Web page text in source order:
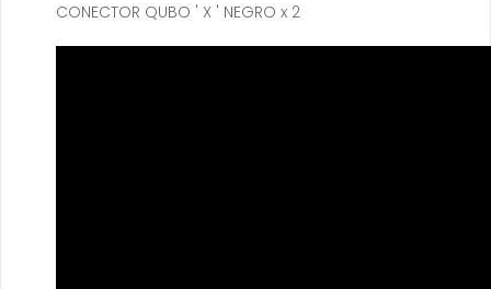
CONECTOR QUBO ' X ' NEGRO x 2